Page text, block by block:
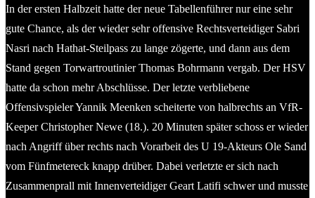
In der ersten Halbzeit hatte der neue Tabellenführer nur eine sehr
gute Chance, als der wieder sehr offensive Rechtsverteidiger Sabri
Nasri nach Hathat-Steilpass zu lange zögerte, und dann aus dem
Stand gegen Torwartroutinier Thomas Bohrmann vergab. Der HSV
hatte da schon mehr Abschlüsse. Der letzte verbliebene
Offensivspieler Yannik Meenken scheiterte von halbrechts an VfR-
Keeper Christopher Newe (18.). 20 Minuten später schoss er wieder
nach Angriff über rechts nach Vorarbeit des U 19-Akteurs Ole Sand
vom Fünfmetereck knapp drüber. Dabei verletzte er sich nach
Zusammenprall mit Innenverteidiger Geart Latifi schwer und musste